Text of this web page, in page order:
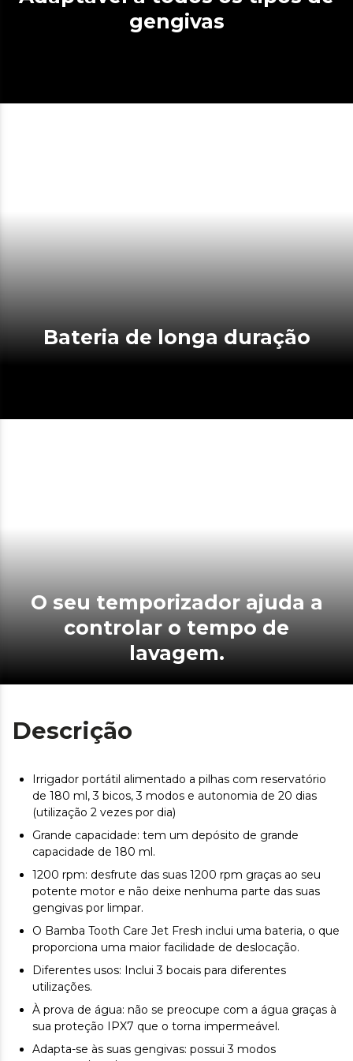
gengivas
Bateria de longa duração
O seu temporizador ajuda a
controlar o tempo de
lavagem.
Descrição
Irrigador portátil alimentado a pilhas com reservatório
de 180 ml, 3 bicos, 3 modos e autonomia de 20 dias
(utilização 2 vezes por dia)
Grande capacidade: tem um depósito de grande
capacidade de 180 ml.
1200 rpm: desfrute das suas 1200 rpm graças ao seu
potente motor e não deixe nenhuma parte das suas
gengivas por limpar.
O Bamba Tooth Care Jet Fresh inclui uma bateria, o que
proporciona uma maior facilidade de deslocação.
Diferentes usos: Inclui 3 bocais para diferentes
utilizações.
À prova de água: não se preocupe com a água graças à
sua proteção IPX7 que o torna impermeável.
Adapta-se às suas gengivas: possui 3 modos